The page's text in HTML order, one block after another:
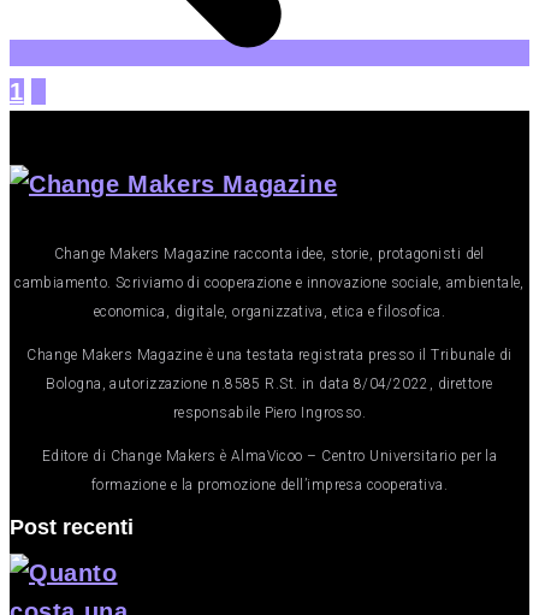
1
Change Makers Magazine racconta idee, storie, protagonisti del
cambiamento. Scriviamo di cooperazione e innovazione sociale, ambientale,
economica, digitale, organizzativa, etica e filosofica.
Change Makers Magazine è una testata registrata presso il Tribunale di
Bologna, autorizzazione n.8585 R.St. in data 8/04/2022, direttore
responsabile Piero Ingrosso.
Editore di Change Makers è AlmaVicoo – Centro Universitario per la
formazione e la promozione dell’impresa cooperativa.
Post recenti